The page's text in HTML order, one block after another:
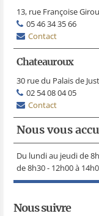
13, rue Françoise
05 46 34 35 66
Contact
Chateauroux
30 rue du Palais de
02 54 08 04 05
Contact
Nous vous
Du lundi au jeudi de
de 8h30 - 12h00 à
Nous suivre